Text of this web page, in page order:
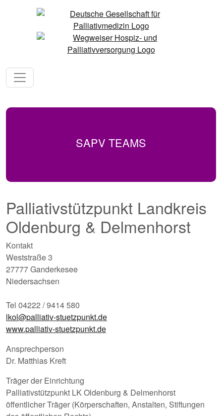
SAPV TEAMS
Palliativstützpunkt Landkreis
Oldenburg & Delmenhorst
Kontakt
Weststraße 3
27777 Ganderkesee
Niedersachsen
Tel 04222 / 9414 580
lkol@palliativ-stuetzpunkt.de
www.palliativ-stuetzpunkt.de
Ansprechperson
Dr. Matthias Kreft
Träger der Einrichtung
Palliativstützpunkt LK Oldenburg & Delmenhorst
öffentlicher Träger (Körperschaften, Anstalten, Stiftungen